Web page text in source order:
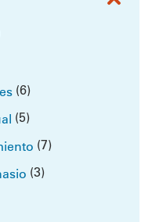
(6)
(5)
(7)
(3)